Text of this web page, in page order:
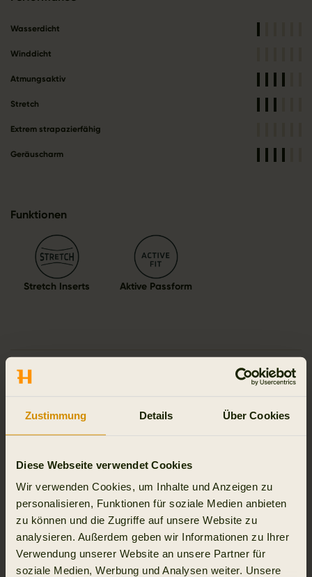
Zustimmung Details Über Cookies
Diese Webseite verwendet Cookies
Wir verwenden Cookies, um Inhalte und Anzeigen zu
personalisieren, Funktionen für soziale Medien anbieten
zu können und die Zugriffe auf unsere Website zu
analysieren. Außerdem geben wir Informationen zu Ihrer
Verwendung unserer Website an unsere Partner für
soziale Medien, Werbung und Analysen weiter. Unsere
Wasserdicht
Winddicht
Atmungsaktiv
Stretch
Extrem strapazierfähig
Geräuscharm
Funktionen
Stretch Inserts Aktive Passform
Details & Merkmale
Reviews